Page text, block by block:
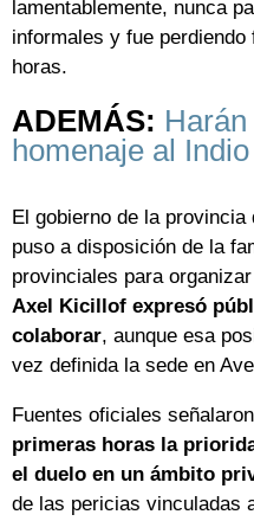
lamentablemente, nunca
informales y fue
horas.
ADEMÁS:
homenaje al
El gobierno de la
puso a disposición de la
provinciales para
Axel Kicillof expresó
colaborar, aunque esa
vez definida la sede en
Fuentes oficiales
primeras horas la
el duelo en un ámbito
de las pericias vinculadas